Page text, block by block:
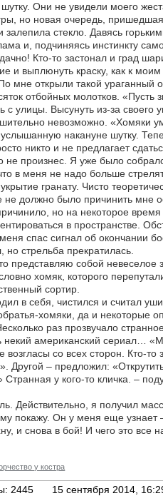
Они не увидели моего
но новая очередь,
залепила стекло. Давясь
и, подчиняясь инстинкту
Кто-то застонал и град
и выплюнуть краску, как к
мне открыли такой ураганный
отбойных молотков. «Пусть
улицы. Высунуть из-за своего
невозможно. «Хомяки
накануне шутку.
никто и не предлагает
не произнес. Я уже было
в меня не надо больше
гранату. Чисто
не должно было причинить мне
но на некоторое время
в пространстве.
спас сигнал об окончании
стрельба прекратилась.
представляю собой невеселое
хомяк, которого
сортир.
в себя, чистился и считал
хомяки, да и некоторые
раз прозвучало
некий американский сериал…
возгласы со всех сторон. Кто-то
Другой – предложил:
у кого-то кличка. –
Действительно, я получил
покажу. Он у меня еще узнает
и снова в бой! И чего это все
у костра
2445
15 сентября 2014,